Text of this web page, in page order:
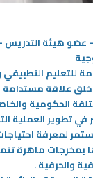
مستقبل مالي آمن مع
لا يشكل لنا خطراً
للمفاهيم الأساسية
عضو هيئة التدريس
للتعليم التطبيقي
خلق علاقة
الحكومية
في تطوير العملية
لمعرفة
ماهرة
والحرفية.